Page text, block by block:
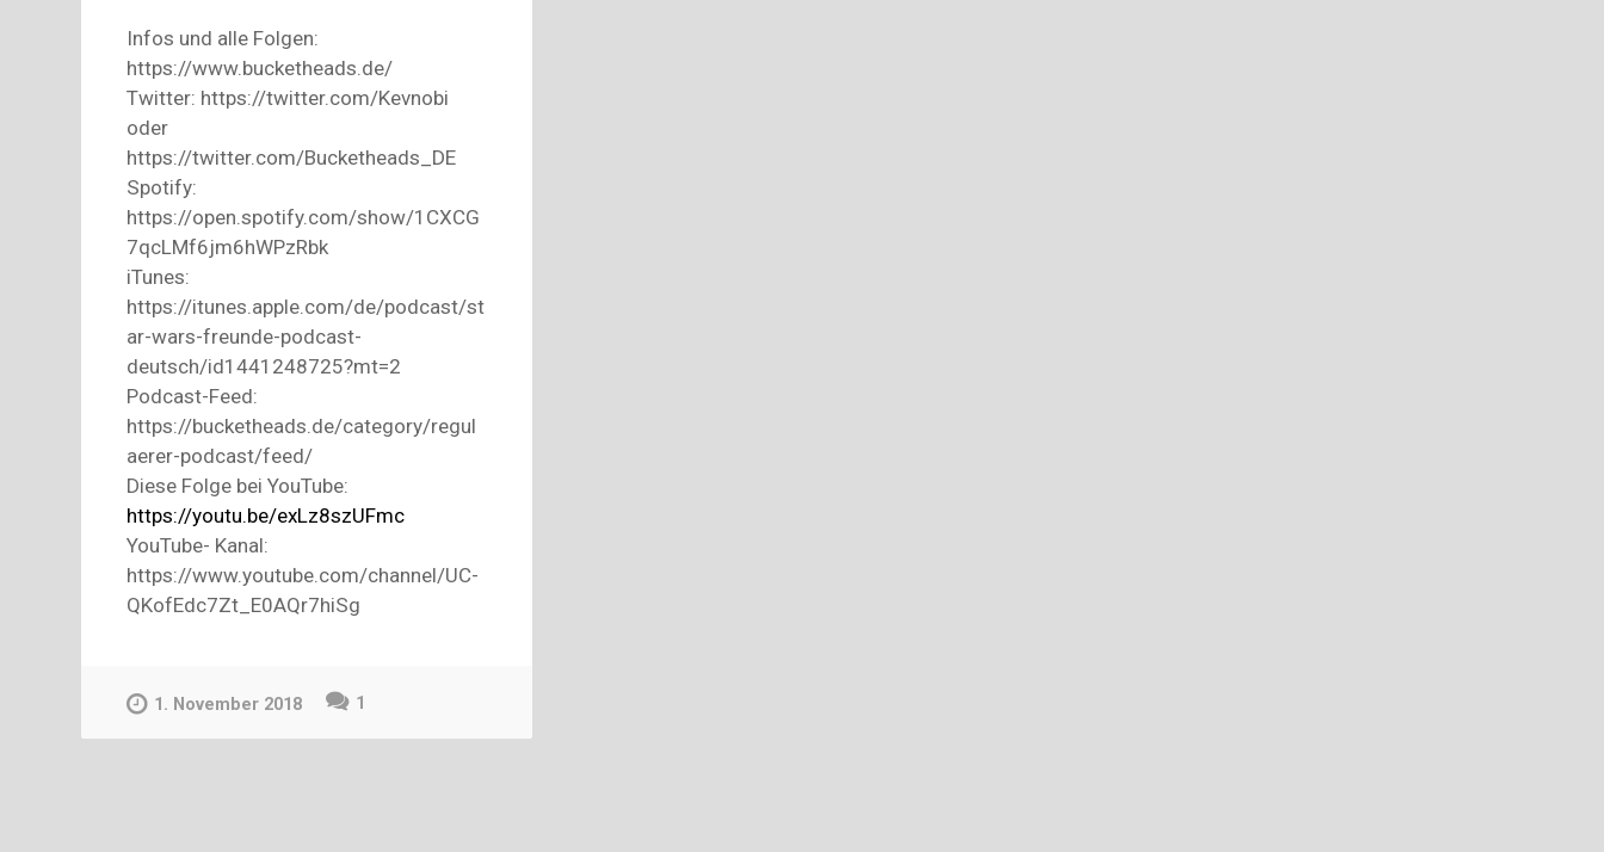
Infos und alle Folgen:
https://www.bucketheads.de/
Twitter: https://twitter.com/Kevnobi
oder
https://twitter.com/Bucketheads_DE
Spotify:
https://open.spotify.com/show/1CXCG
7qcLMf6jm6hWPzRbk
iTunes:
https://itunes.apple.com/de/podcast/st
ar-wars-freunde-podcast-
deutsch/id1441248725?mt=2
Podcast-Feed:
https://bucketheads.de/category/regul
aerer-podcast/feed/
Diese Folge bei YouTube:
https://youtu.be/exLz8szUFmc
YouTube- Kanal:
https://www.youtube.com/channel/UC-
QKofEdc7Zt_E0AQr7hiSg
1. November 2018 1